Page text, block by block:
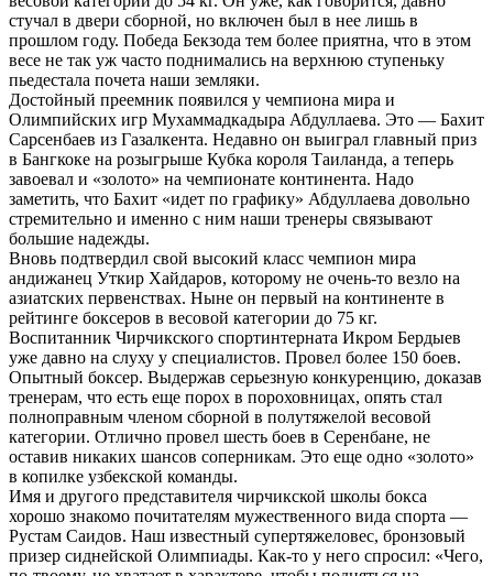
стучал в двери сборной, но включен был в нее лишь в
прошлом году. Победа Бекзода тем более приятна, что в этом
весе не так уж часто поднимались на верхнюю ступеньку
пьедестала почета наши земляки.
Достойный преемник появился у чемпиона мира и
Олимпийских игр Мухаммадкадыра Абдуллаева. Это — Бахит
Сарсенбаев из Газалкента. Недавно он выиграл главный приз
в Бангкоке на розыгрыше Кубка короля Таиланда, а теперь
завоевал и «золото» на чемпионате континента. Надо
заметить, что Бахит «идет по графику» Абдуллаева довольно
стремительно и именно с ним наши тренеры связывают
большие надежды.
Вновь подтвердил свой высокий класс чемпион мира
андижанец Уткир Хайдаров, которому не очень-то везло на
азиатских первенствах. Ныне он первый на континенте в
рейтинге боксеров в весовой категории до 75 кг.
Воспитанник Чирчикского спортинтерната Икром Бердыев
уже давно на слуху у специалистов. Провел более 150 боев.
Опытный боксер. Выдержав серьезную конкуренцию, доказав
тренерам, что есть еще порох в пороховницах, опять стал
полноправным членом сборной в полутяжелой весовой
категории. Отлично провел шесть боев в Серенбане, не
оставив никаких шансов соперникам. Это еще одно «золото»
в копилке узбекской команды.
Имя и другого представителя чирчикской школы бокса
хорошо знакомо почитателям мужественного вида спорта —
Рустам Саидов. Наш известный супертяжеловес, бронзовый
призер сиднейской Олимпиады. Как-то у него спросил: «Чего,